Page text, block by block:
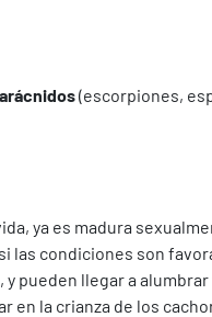
(escorpiones,
ya es madura
las condiciones son
, y pueden llegar a
la crianza de los